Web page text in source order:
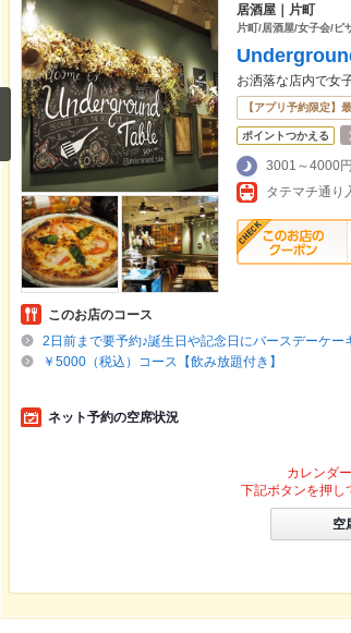
居酒屋｜片町
片町/居酒屋/女子会/ピ
お洒落な店内で女
【アプリ予約限定】
ポイントつかえる
3001～4000円
タテマチ通り
このお店のコース
2日前まで要予約♪誕生日や記念日にバースデーケ
￥5000（税込）コース【飲み放題付き】
ネット予約の空席状況
カレンダ
下記ボタンを押し
空